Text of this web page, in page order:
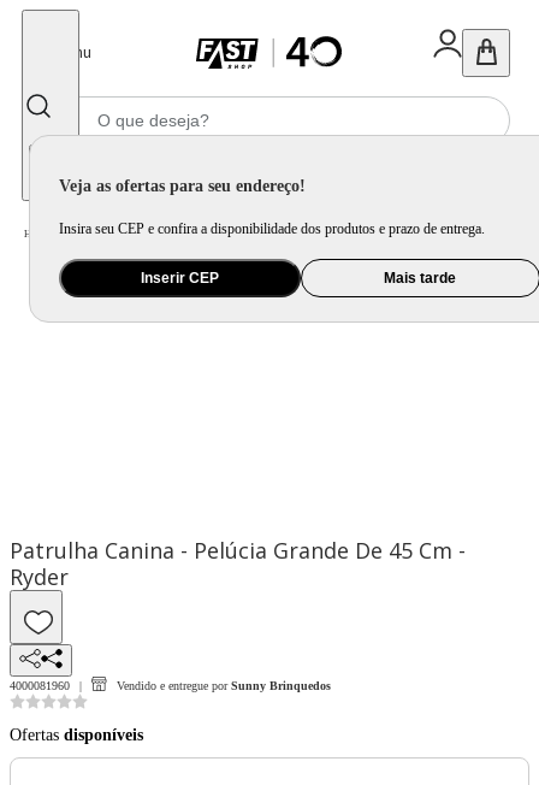
Menu
Veja as ofertas para seu endereço!
Insira seu CEP e confira a disponibilidade dos produtos e prazo de entrega.
Inserir CEP Mais tarde
Home Brinquedo e Colecionável / Primeira Infância e Pelúcia
Patrulha Canina - Pelúcia Grande De 45 Cm -
Ryder
4000081960 Vendido e entregue por Sunny Brinquedos
Ofertas disponíveis